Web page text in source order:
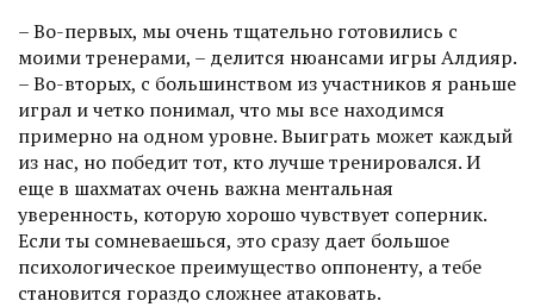
– Во-первых, мы очень тщательно готовились с
моими тренерами, – делится нюансами игры Алдияр.
– Во-вторых, с большинством из участников я раньше
играл и четко понимал, что мы все находимся
примерно на одном уровне. Выиграть может каждый
из нас, но победит тот, кто лучше тренировался. И
еще в шахматах очень важна ментальная
уверенность, которую хорошо чувствует соперник.
Если ты сомневаешься, это сразу дает большое
психологическое преимущест­во оппоненту, а тебе
становится гораздо сложнее атаковать.